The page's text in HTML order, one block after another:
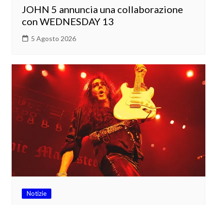
JOHN 5 annuncia una collaborazione
con WEDNESDAY 13
5 Agosto 2026
Notizie